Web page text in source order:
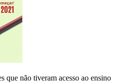
que não tiveram acesso ao ensino